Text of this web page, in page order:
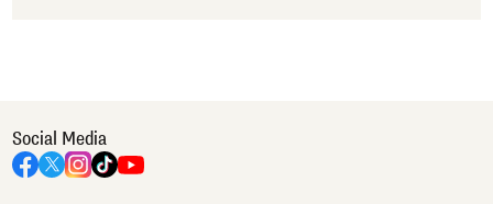
Social Media